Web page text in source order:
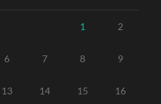
1 2
6 7 8 9
13 14 15 16